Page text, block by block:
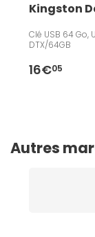
Kingston
Clé USB 64 Go,
DTX/64GB
16€05
Autres